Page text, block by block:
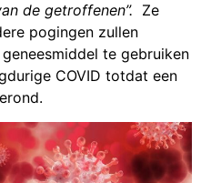
de getroffenen”. Ze
pogingen zullen
te gebruiken
COVID totdat een